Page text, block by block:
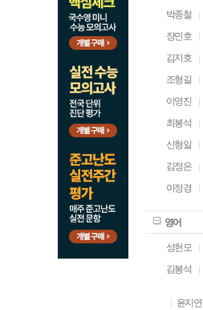
박종철
장민호
김지호
조형길
이영진
최봉석
신형일
김정은
이정경
영어
성헌모
김봉석
윤지연